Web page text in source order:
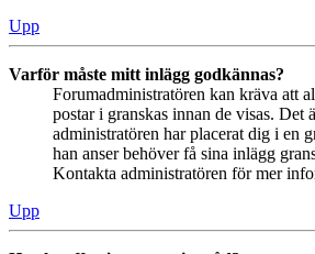
Upp
Varför måste mitt inlägg godkännas?
Forumadministratören kan kräva att
postar i granskas innan de visas. Det
administratören har placerat dig i en
han anser behöver få sina inlägg
Kontakta administratören för mer
Upp